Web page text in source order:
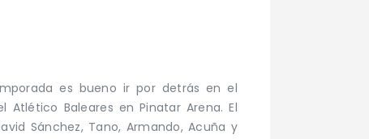
es bueno ir por detrás en el
Baleares en Pinatar Arena. El
Sánchez, Tano, Armando, Acuña y